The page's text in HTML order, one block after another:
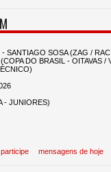
participe mensagens de hoje